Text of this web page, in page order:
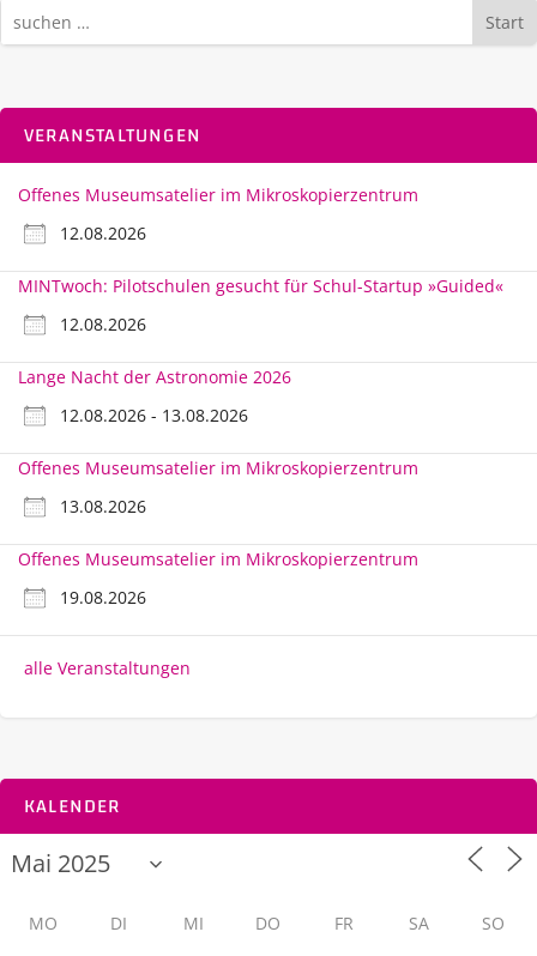
Start
VERANSTALTUNGEN
Offenes Museumsatelier im Mikroskopierzentrum
12.08.2026
MINTwoch: Pilotschulen gesucht für Schul-Startup »Guided«
12.08.2026
Lange Nacht der Astronomie 2026
12.08.2026 - 13.08.2026
Offenes Museumsatelier im Mikroskopierzentrum
13.08.2026
Offenes Museumsatelier im Mikroskopierzentrum
19.08.2026
alle Veranstaltungen
KALENDER
MO DI MI DO FR SA SO